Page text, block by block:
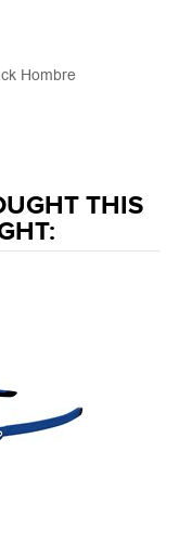
Hombre
THIS